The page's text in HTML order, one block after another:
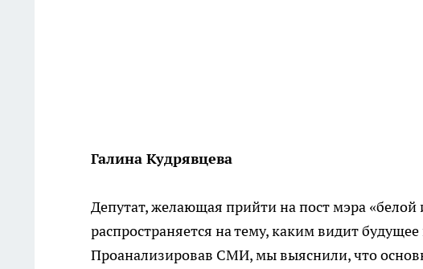
Галина Кудрявцева
Депутат, желающая прийти на пост мэра
распространяется на тему, каким видит
Проанализировав СМИ, мы выяснили, что